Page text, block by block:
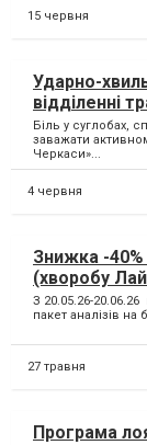
15 червня
Ударно-
відділенні
Біль у суглобах,
заважати
Черкаси»...
4 червня
Знижка -40%
(хворобу
З 20.05.26-
пакет аналізів
27 травня
Програма